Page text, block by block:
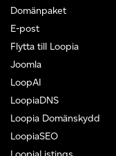
Domänpaket
E-post
Flytta till Loopia
Joomla
LoopAI
LoopiaDNS
Loopia Domänskydd
LoopiaSEO